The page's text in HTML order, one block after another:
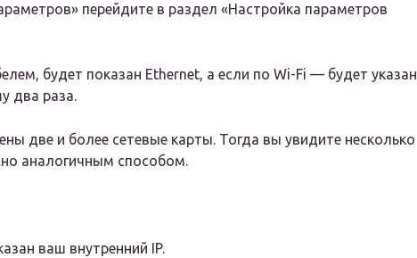
перейдите в раздел «Настройка параметров
будет показан Ethernet, а если по Wi-Fi — будет указан
два раза.
две и более сетевые карты. Тогда вы увидите несколько
аналогичным способом.
ваш внутренний IP.